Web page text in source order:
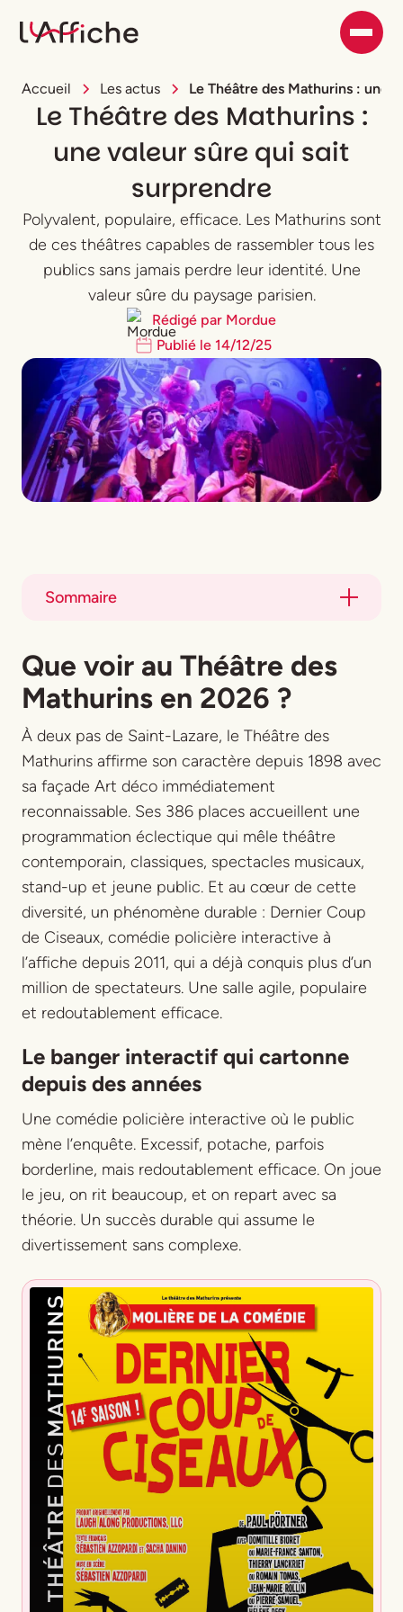
Accueil Les actus Le Théâtre des Mathurins : une
Le Théâtre des Mathurins :
une valeur sûre qui sait
surprendre
Polyvalent, populaire, efficace. Les Mathurins sont
de ces théâtres capables de rassembler tous les
publics sans jamais perdre leur identité. Une
valeur sûre du paysage parisien.
Rédigé par Mordue
Publié le 14/12/25
Sommaire
Title
Que voir au Théâtre des
Mathurins en 2026 ?
À deux pas de Saint-Lazare, le Théâtre des
Mathurins affirme son caractère depuis 1898 avec
sa façade Art déco immédiatement
reconnaissable. Ses 386 places accueillent une
programmation éclectique qui mêle théâtre
contemporain, classiques, spectacles musicaux,
stand-up et jeune public. Et au cœur de cette
diversité, un phénomène durable : Dernier Coup
de Ciseaux, comédie policière interactive à
l’affiche depuis 2011, qui a déjà conquis plus d’un
million de spectateurs. Une salle agile, populaire
et redoutablement efficace.
Le banger interactif qui cartonne
depuis des années
Une comédie policière interactive où le public
mène l’enquête. Excessif, potache, parfois
borderline, mais redoutablement efficace. On joue
le jeu, on rit beaucoup, et on repart avec sa
théorie. Un succès durable qui assume le
divertissement sans complexe.